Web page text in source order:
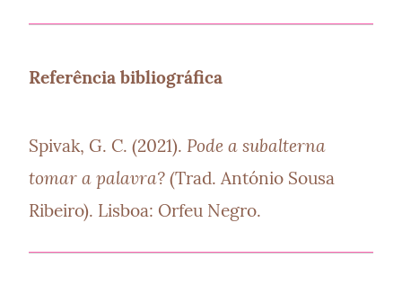
Referência bibliográfica
Spivak, G. C. (2021). Pode a subalterna
tomar a palavra? (Trad. António Sousa
Ribeiro). Lisboa: Orfeu Negro.